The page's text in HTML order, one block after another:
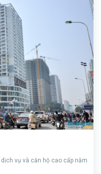
vụ và căn hộ cao cấp nằm